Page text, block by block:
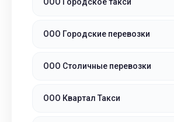
ООО Городские перевозки
ООО Столичные перевозки
ООО Квартал Такси